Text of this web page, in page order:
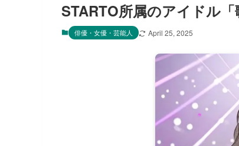
STARTO所属のアイドル「
俳優・女優・芸能人 April 25, 2025